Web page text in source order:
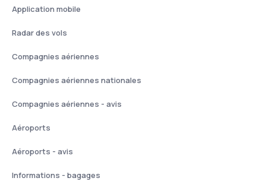
Application mobile
Radar des vols
Compagnies aériennes
Compagnies aériennes nationales
Compagnies aériennes - avis
Aéroports
Aéroports - avis
Informations - bagages